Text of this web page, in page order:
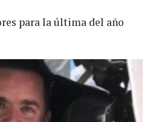
para la última del año